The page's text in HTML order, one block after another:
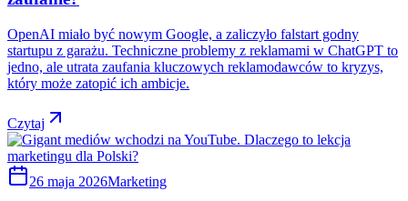
OpenAI miało być nowym Google, a zaliczyło falstart godny
startupu z garażu. Techniczne problemy z reklamami w ChatGPT to
jedno, ale utrata zaufania kluczowych reklamodawców to kryzys,
który może zatopić ich ambicje.
Czytaj
26 maja 2026Marketing